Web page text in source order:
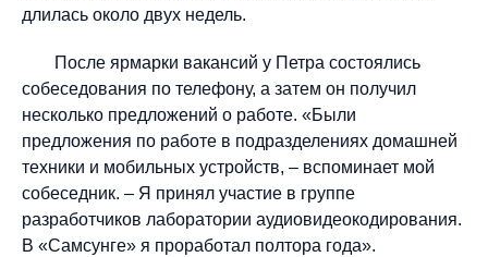
длилась около двух недель.
После ярмарки вакансий у Петра состоялись
собеседования по телефону, а затем он получил
несколько предложений о работе. «Были
предложения по работе в подразделениях домашней
техники и мобильных устройств, – вспоминает мой
собеседник. – Я принял участие в группе
разработчиков лаборатории аудиовидеокодирования.
В «Самсунге» я проработал полтора года».